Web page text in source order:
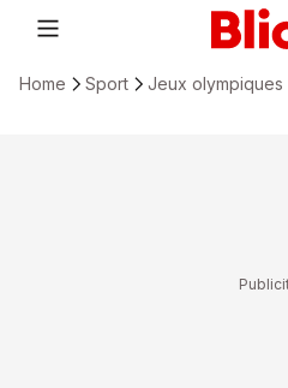
Home Sport Jeux olympiques